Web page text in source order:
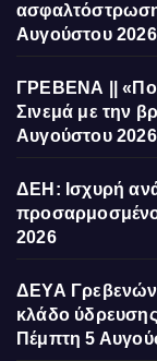
ασφαλτόστρωση
Αυγούστου 2026
ΓΡΕΒΕΝΑ ||
Σινεμά με την
Αυγούστου 2026
ΔΕΗ: Ισχυρή
2026
ΔΕΥΑ Γρεβενών:
κλάδο ύδρευσης
Πέμπτη 5